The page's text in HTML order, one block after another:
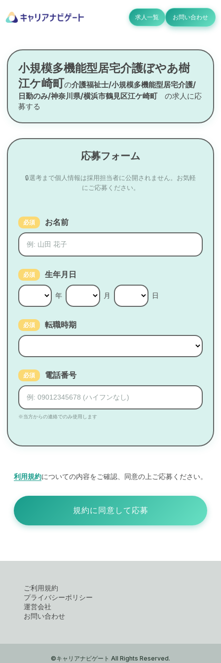
求人一覧 お問い合わせ
小規模多機能型居宅介護ぼやあ樹
江ケ崎町の介護福祉士/小規模多機能型居宅介護/
日勤のみ/神奈川県/横浜市鶴見区江ケ崎町の求人に応
募する
応募フォーム
🔒選考まで個人情報は採用担当者に公開されません。お気軽
にご応募ください。
必須 お名前
必須 生年月日
年 月 日
必須 転職時期
必須 電話番号
※当方からの連絡でのみ使用します
利用規約についての内容をご確認、同意の上ご応募ください。
規約に同意して応募
ご利用規約
プライバシーポリシー
運営会社
お問い合わせ
©キャリアナビゲート All Rights Reserved.